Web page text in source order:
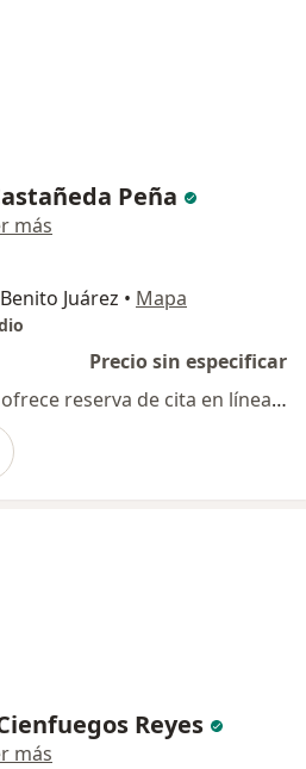
Peña
más
Juárez • Mapa
Precio sin especificar
Este especialista no ofrece reserva de cita en línea en esta dirección.
Reyes
más